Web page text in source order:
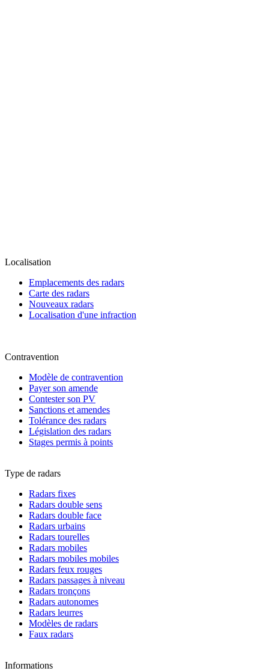
Localisation
Emplacements des radars
Carte des radars
Nouveaux radars
Localisation d'une infraction
Contravention
Modèle de contravention
Payer son amende
Contester son PV
Sanctions et amendes
Tolérance des radars
Législation des radars
Stages permis à points
Type de radars
Radars fixes
Radars double sens
Radars double face
Radars urbains
Radars tourelles
Radars mobiles
Radars mobiles mobiles
Radars feux rouges
Radars passages à niveau
Radars tronçons
Radars autonomes
Radars leurres
Modèles de radars
Faux radars
Informations